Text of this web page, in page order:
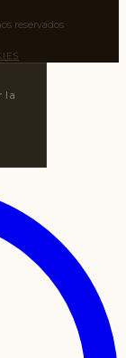
reservados
la